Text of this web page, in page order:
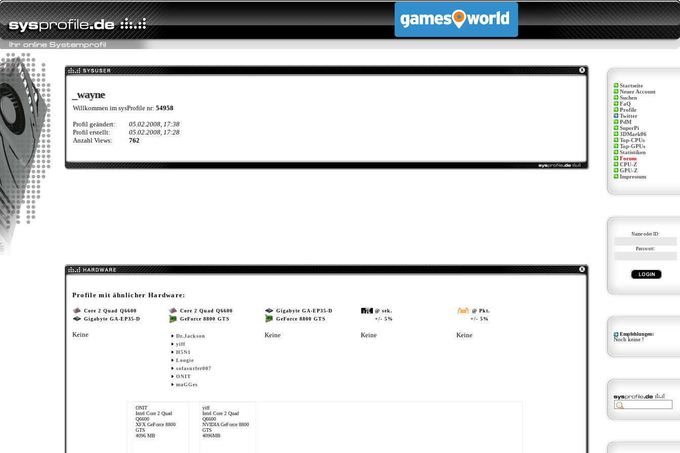
_wayne
_wayne
Willkommen im sysProfile nr: 54958
Profil geändert:
05.02.2008, 17:38
Profil erstellt:
05.02.2008, 17:28
Anzahl Views:
762
Profile mit ähnlicher Hardware:
Core 2 Quad Q6600
Gigabyte GA-EP35-D
Keine
Core 2 Quad Q6600
GeForce 8800 GTS
Dr.Jackson
yiff
H5N1
Loogie
sofasurfer007
ONIT
maGGes
Gigabyte GA-EP35-D
GeForce 8800 GTS
Keine
@ sek.
+/- 5%
Keine
@ Pkt.
+/- 5%
Keine
ONIT
Intel Core 2 Quad
Q6600
XFX GeForce 8800
GTS
4096 MB
yiff
Intel Core 2 Quad
Q6600
NVIDIA GeForce 8800
GTS
4096MB
Startseite
Neuer Account
Suchen
FaQ
Profile
Twitter
PdM
SuperPi
3DMark06
Top-CPUs
Top-GPUs
Statistiken
Forum
CPU-Z
GPU-Z
Impressum
Name oder ID:
Passwort:
Empfehlungen:
Noch keine !